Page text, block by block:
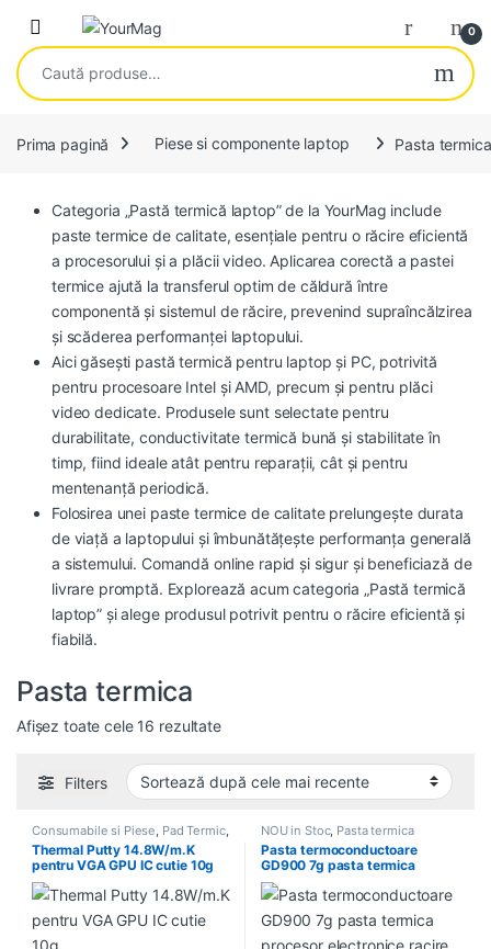
Skip to navigation
Skip to content
Open 0
Caută după:
Prima pagină Piese si componente laptop Pasta termica
Categoria „Pastă termică laptop” de la YourMag include
paste termice de calitate, esențiale pentru o răcire eficientă
a procesorului și a plăcii video. Aplicarea corectă a pastei
termice ajută la transferul optim de căldură între
componentă și sistemul de răcire, prevenind supraîncălzirea
și scăderea performanței laptopului.
Aici găsești pastă termică pentru laptop și PC, potrivită
pentru procesoare Intel și AMD, precum și pentru plăci
video dedicate. Produsele sunt selectate pentru
durabilitate, conductivitate termică bună și stabilitate în
timp, fiind ideale atât pentru reparații, cât și pentru
mentenanță periodică.
Folosirea unei paste termice de calitate prelungește durata
de viață a laptopului și îmbunătățește performanța generală
a sistemului. Comandă online rapid și sigur și beneficiază de
livrare promptă. Explorează acum categoria „Pastă termică
laptop” și alege produsul potrivit pentru o răcire eficientă și
fiabilă.
Pasta termica
Afișez toate cele 16 rezultateSortat după cele mai recente
Filters
Consumabile si Piese Pad Termic,
Pasta termica
Thermal Putty 14.8W/m.K
pentru VGA GPU IC cutie 10g
NOU in Stoc, Pasta termica
Pasta termoconductoare
GD900 7g pasta termica
procesor electronice racire